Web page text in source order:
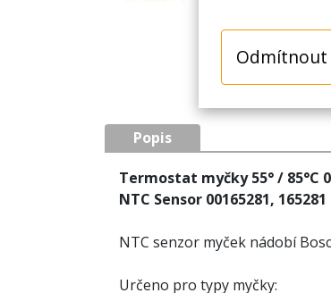
Odmítnout
Popis
Termostat myčky 55° / 85°C
NTC Sensor 00165281, 165281
NTC senzor myček nádobí
Určeno pro typy myčky: